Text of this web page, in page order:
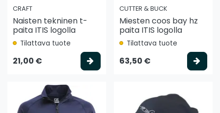
CRAFT
Naisten tekninen t-
paita ITIS logolla
Tilattava tuote
21,00 € Valitse vaihtoehto
CUTTER & BUCK
Miesten coos bay hz
paita ITIS logolla
Tilattava tuote
63,50 €